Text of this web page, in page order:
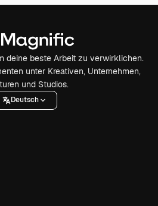
deine beste Arbeit zu verwirklichen.
unter Kreativen, Unternehmen,
und Studios.
Deutsch